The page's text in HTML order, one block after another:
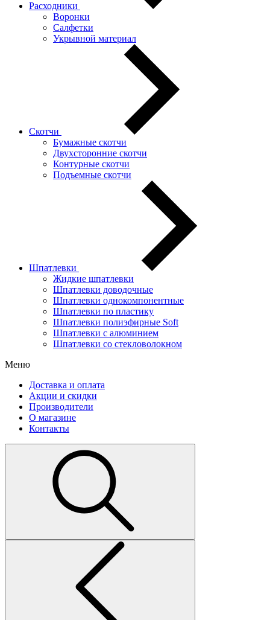
Расходники
Воронки
Салфетки
Укрывной материал
Скотчи
Бумажные скотчи
Двухсторонние скотчи
Контурные скотчи
Подъемные скотчи
Шпатлевки
Жидкие шпатлевки
Шпатлевки доводочные
Шпатлевки однокомпонентные
Шпатлевки по пластику
Шпатлевки полиэфирные Soft
Шпатлевки с алюминием
Шпатлевки со стекловолокном
Меню
Доставка и оплата
Акции и скидки
Производители
О магазине
Контакты